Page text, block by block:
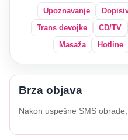
Upoznavanje
Trans devojke
CD/TV
Masaža
Hotline
Brza objava
Nakon uspešne SMS